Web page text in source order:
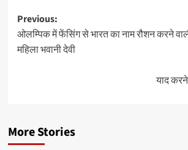
Post
navigation
Previous:
ओलम्पिक में फेंसिंग से भारत का नाम रौशन करने
महिला भवानी देवी
याद
More Stories